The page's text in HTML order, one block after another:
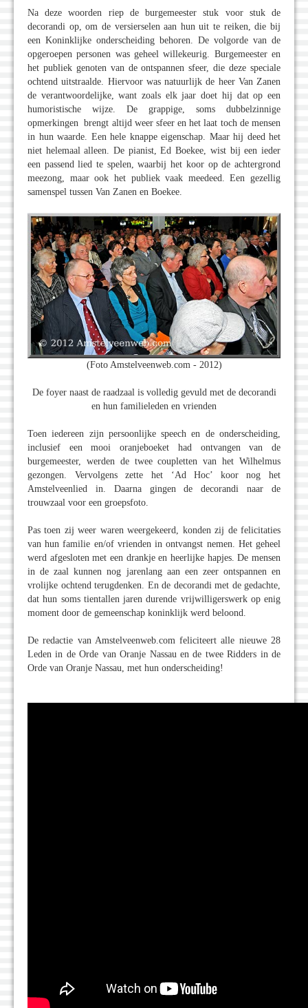
Na deze woorden riep de burgemeester stuk voor stuk de
decorandi op, om de versierselen aan hun uit te reiken, die bij
een Koninklijke onderscheiding behoren. De volgorde van de
opgeroepen personen was geheel willekeurig. Burgemeester en
het publiek genoten van de ontspannen sfeer, die deze speciale
ochtend uitstraalde. Hiervoor was natuurlijk de heer Van Zanen
de verantwoordelijke, want zoals elk jaar doet hij dat op een
humoristische wijze. De grappige, soms dubbelzinnige
opmerkingen brengt altijd weer sfeer en het laat toch de mensen
in hun waarde. Een hele knappe eigenschap. Maar hij deed het
niet helemaal alleen. De pianist, Ed Boekee, wist bij een ieder
een passend lied te spelen, waarbij het koor op de achtergrond
meezong, maar ook het publiek vaak meedeed. Een gezellig
samenspel tussen Van Zanen en Boekee.
(Foto Amstelveenweb.com - 2012)
De foyer naast de raadzaal is volledig gevuld met de decorandi
en hun familieleden en vrienden
Toen iedereen zijn persoonlijke speech en de onderscheiding,
inclusief een mooi oranjeboeket had ontvangen van de
burgemeester, werden de twee coupletten van het Wilhelmus
gezongen. Vervolgens zette het ‘Ad Hoc’ koor nog het
Amstelveenlied in. Daarna gingen de decorandi naar de
trouwzaal voor een groepsfoto.
Pas toen zij weer waren weergekeerd, konden zij de felicitaties
van hun familie en/of vrienden in ontvangst nemen. Het geheel
werd afgesloten met een drankje en heerlijke hapjes. De mensen
in de zaal kunnen nog jarenlang aan een zeer ontspannen en
vrolijke ochtend terugdenken. En de decorandi met de gedachte,
dat hun soms tientallen jaren durende vrijwilligerswerk op enig
moment door de gemeenschap koninklijk werd beloond.
De redactie van Amstelveenweb.com feliciteert alle nieuwe 28
Leden in de Orde van Oranje Nassau en de twee Ridders in de
Orde van Oranje Nassau, met hun onderscheiding!